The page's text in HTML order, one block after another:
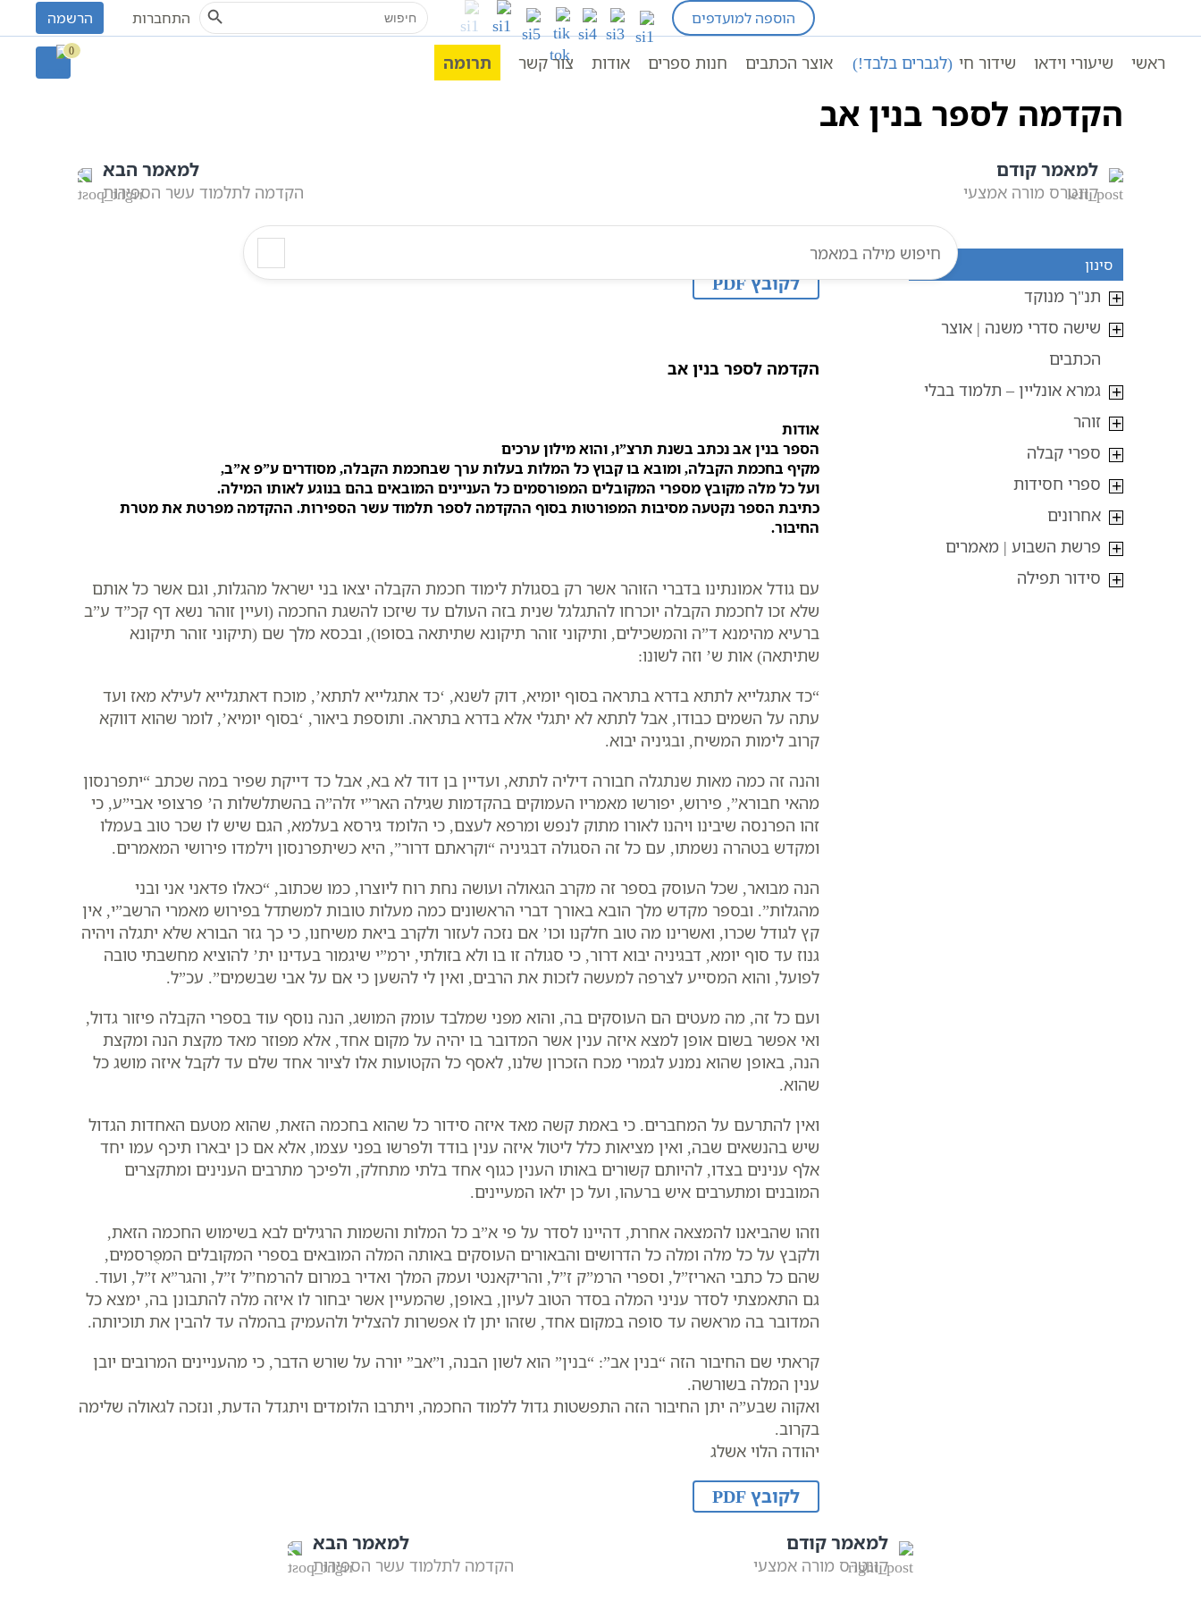
to
הוספה למועדפים Search
for: התחברות הרשמה
ראשי שיעורי וידאו שידור חי (לגברים בלבד!) אוצר הכתבים חנות ספרים אודות צור קשר תרומה
0
עמוד ראשי אוצר הכתבים הקדמות הקדמה לספר בנין אב
הקדמה לספר בנין אב
למאמר קודם
קונטרס מורה אמצעי
למאמר הבא
הקדמה לתלמוד עשר הספירות
לקובץ PDF
הקדמה לספר בנין אב
אודות
הספר בנין אב נכתב בשנת תרצ”ו, והוא מילון ערכים
מקיף בחכמת הקבלה, ומובא בו קבוץ כל המלות בעלות ערך שבחכמת הקבלה, מסודרים ע”פ א”ב,
ועל כל מלה מקובץ מספרי המקובלים המפורסמים כל העניינים המובאים בהם בנוגע לאותו המילה.
כתיבת הספר נקטעה מסיבות המפורטות בסוף ההקדמה לספר תלמוד עשר הספירות. ההקדמה מפרטת את מטרת
החיבור.
עם גודל אמונתינו בדברי הזוהר אשר רק בסגולת לימוד חכמת הקבלה יצאו בני ישראל מהגלות, וגם אשר כל אותם
שלא זכו לחכמת הקבלה יוכרחו להתגלגל שנית בזה העולם עד שיזכו להשגת החכמה (ועיין זוהר נשא דף קכ”ד ע”ב
ברעיא מהימנא ד”ה והמשכילים, ותיקוני זוהר תיקונא שתיתאה בסופו), ובכסא מלך שם (תיקוני זוהר תיקונא
שתיתאה) אות ש’ וזה לשונו:
“כד אתגלייא לתתא בדרא בתראה בסוף יומיא, דוק לשנא, ‘כד אתגלייא לתתא’, מוכח דאתגלייא לעילא מאז ועד
עתה על השמים כבודו, אבל לתתא לא יתגלי אלא בדרא בתראה. ותוספת ביאור, ‘בסוף יומיא’, לומר שהוא דווקא
קרוב לימות המשיח, ובגיניה יבוא.
והנה זה כמה מאות שנתגלה חבורה דיליה לתתא, ועדיין בן דוד לא בא, אבל כד דייקת שפיר במה שכתב “יתפרנסון
מהאי חבורא”, פירוש, יפורשו מאמריו העמוקים בהקדמות שגילה האר”י זלה”ה בהשתלשלות ה’ פרצופי אבי”ע, כי
זהו הפרנסה שיבינו ויהנו לאורו מתוק לנפש ומרפא לעצם, כי הלומד גירסא בעלמא, הגם שיש לו שכר טוב בעמלו
ומקדש בטהרה נשמתו, עם כל זה הסגולה דבגיניה “וקראתם דרור”, היא כשיתפרנסון וילמדו פירושי המאמרים.
הנה מבואר, שכל העוסק בספר זה מקרב הגאולה ועושה נחת רוח ליוצרו, כמו שכתוב, “כאלו פדאני אני ובני
מהגלות”. ובספר מקדש מלך הובא באורך דברי הראשונים כמה מעלות טובות למשתדל בפירוש מאמרי הרשב”י, אין
קץ לגודל שכרו, ואשרינו מה טוב חלקנו וכו’ אם נזכה לעזור ולקרב ביאת משיחנו, כי כך גזר הבורא שלא יתגלה ויהיה
גנוז עד סוף יומא, דבגיניה יבוא דרור, כי סגולה זו בו ולא בזולתי, ירמ”י שיגמור בעדינו ית’ להוציא מחשבתי טובה
לפועל, והוא המסייע לצרפה למעשה לזכות את הרבים, ואין לי להשען כי אם על אבי שבשמים”. עכ”ל.
ועם כל זה, מה מעטים הם העוסקים בה, והוא מפני שמלבד עומק המושג, הנה נוסף עוד בספרי הקבלה פיזור גדול,
ואי אפשר בשום אופן למצא איזה ענין אשר המדובר בו יהיה על מקום אחד, אלא מפוזר מאד מקצת הנה ומקצת
הנה, באופן שהוא נמנע לגמרי מכח הזכרון שלנו, לאסף כל הקטועות אלו לציור אחד שלם עד לקבל איזה מושג כל
שהוא.
ואין להתרעם על המחברים. כי באמת קשה מאד איזה סידור כל שהוא בחכמה הזאת, שהוא מטעם האחדות הגדול
שיש בהנשאים שבה, ואין מציאות כלל ליטול איזה ענין בודד ולפרשו בפני עצמו, אלא אם כן יבארו תיכף עמו יחד
אלף ענינים בצדו, להיותם קשורים באותו הענין כגוף אחד בלתי מתחלק, ולפיכך מתרבים הענינים ומתקצרים
המובנים ומתערבים איש ברעהו, ועל כן ילאו המעיינים.
וזהו שהביאנו להמצאה אחרת, דהיינו לסדר על פי א”ב כל המלות והשמות הרגילים לבא בשימוש החכמה הזאת,
ולקבץ על כל מלה ומלה כל הדרושים והבאורים העוסקים באותה המלה המובאים בספרי המקובלים המפֻרסמים,
שהם כל כתבי האריז”ל, וספרי הרמ”ק ז”ל, והריקאנטי ועמק המלך ואדיר במרום להרמח”ל ז”ל, והגר”א ז”ל, ועוד.
גם התאמצתי לסדר עניני המלה בסדר הטוב לעיון, באופן, שהמעיין אשר יבחור לו איזה מלה להתבונן בה, ימצא כל
המדובר בה מראשה עד סופה במקום אחד, שזהו יתן לו אפשרות להצליל ולהעמיק בהמלה עד להבין את תוכיותה.
קראתי שם החיבור הזה “בנין אב”: “בנין” הוא לשון הבנה, ו”אב” יורה על שורש הדבר, כי מהעניינים המרובים יובן
ענין המלה בשורשה.
ואקוה שבע”ה יתן החיבור הזה התפשטות גדול ללמוד החכמה, ויתרבו הלומדים ויתגדל הדעת, ונזכה לגאולה שלימה
בקרוב.
יהודה הלוי אשלג
לקובץ PDF
סינון
תנ"ך מנוקד
שישה סדרי משנה | אוצר
הכתבים
גמרא אונליין – תלמוד בבלי
זוהר
ספרי קבלה
ספרי חסידות
אחרונים
פרשת השבוע | מאמרים
סידור תפילה
למאמר קודם
קונטרס מורה אמצעי
למאמר הבא
הקדמה לתלמוד עשר הספירות